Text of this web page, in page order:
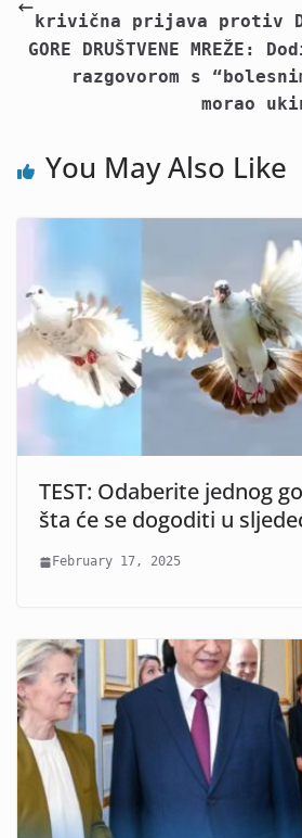
krivična prijava protiv
GORE DRUŠTVENE MREŽE:
razgovorom s
morao
You May Also Like
TEST: Odaberite jednog
šta će se dogoditi u
February 17, 2025